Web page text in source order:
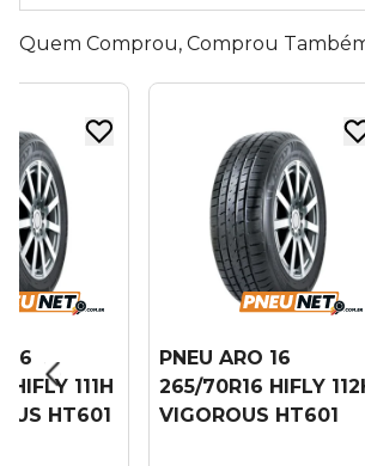
Quem Comprou, Comprou
16
111H
HT601
PNEU ARO 16
265/70R16 HIFLY
VIGOROUS HT601